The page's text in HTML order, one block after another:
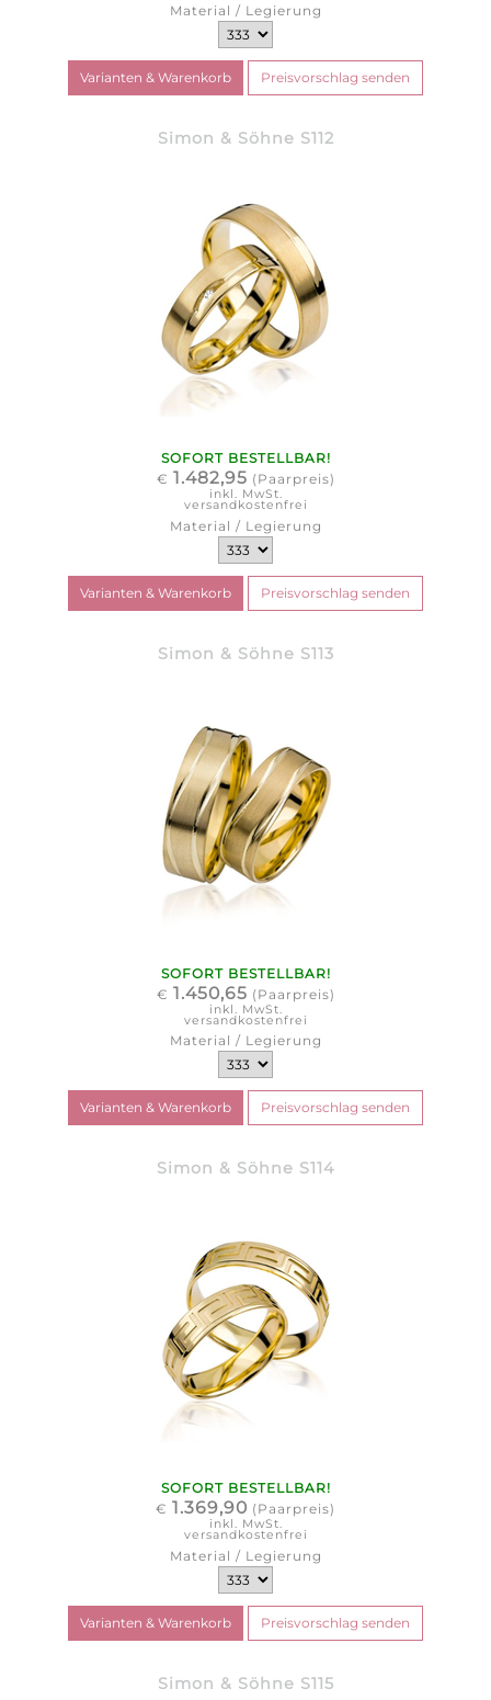
Material / Legierung
Simon & Söhne S112
SOFORT BESTELLBAR!
€ 1.482,95 (Paarpreis)
inkl. MwSt.
versandkostenfrei
Material / Legierung
Simon & Söhne S113
SOFORT BESTELLBAR!
€ 1.450,65 (Paarpreis)
inkl. MwSt.
versandkostenfrei
Material / Legierung
Simon & Söhne S114
SOFORT BESTELLBAR!
€ 1.369,90 (Paarpreis)
inkl. MwSt.
versandkostenfrei
Material / Legierung
Simon & Söhne S115